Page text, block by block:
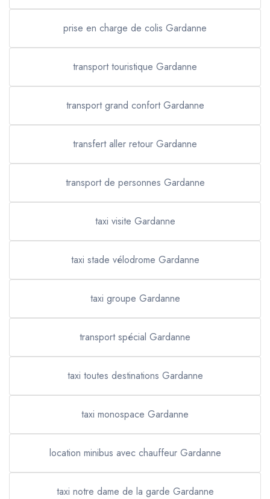
prise en charge de colis Gardanne
transport touristique Gardanne
transport grand confort Gardanne
transfert aller retour Gardanne
transport de personnes Gardanne
taxi visite Gardanne
taxi stade vélodrome Gardanne
taxi groupe Gardanne
transport spécial Gardanne
taxi toutes destinations Gardanne
taxi monospace Gardanne
location minibus avec chauffeur Gardanne
taxi notre dame de la garde Gardanne